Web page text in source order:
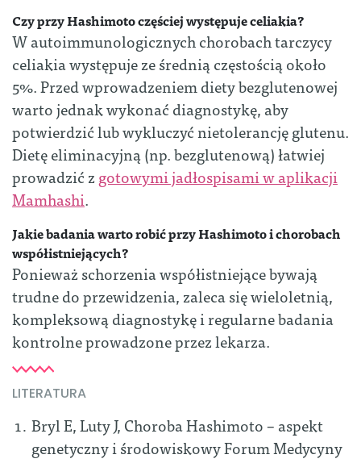
Czy przy Hashimoto częściej występuje celiakia?
W autoimmunologicznych chorobach tarczycy
celiakia występuje ze średnią częstością około
5%. Przed wprowadzeniem diety bezglutenowej
warto jednak wykonać diagnostykę, aby
potwierdzić lub wykluczyć nietolerancję glutenu.
Dietę eliminacyjną (np. bezglutenową) łatwiej
prowadzić zgotowymi jadłospisami w aplikacji
Mamhashi.
Jakie badania warto robić przy Hashimoto i chorobach
współistniejących?
Ponieważ schorzenia współistniejące bywają
trudne do przewidzenia, zaleca się wieloletnią,
kompleksową diagnostykę i regularne badania
kontrolne prowadzone przez lekarza.
LITERATURA
Bryl E, Luty J, Choroba Hashimoto – aspekt
genetyczny i środowiskowy Forum Medycyny